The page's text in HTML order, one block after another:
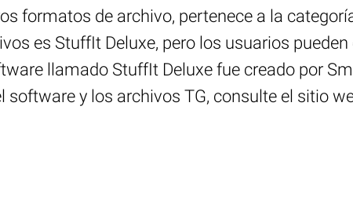
formatos de archivo, pertenece a la
es StuffIt Deluxe, pero los usuarios
llamado StuffIt Deluxe fue creado por
software y los archivos TG, consulte el sitio